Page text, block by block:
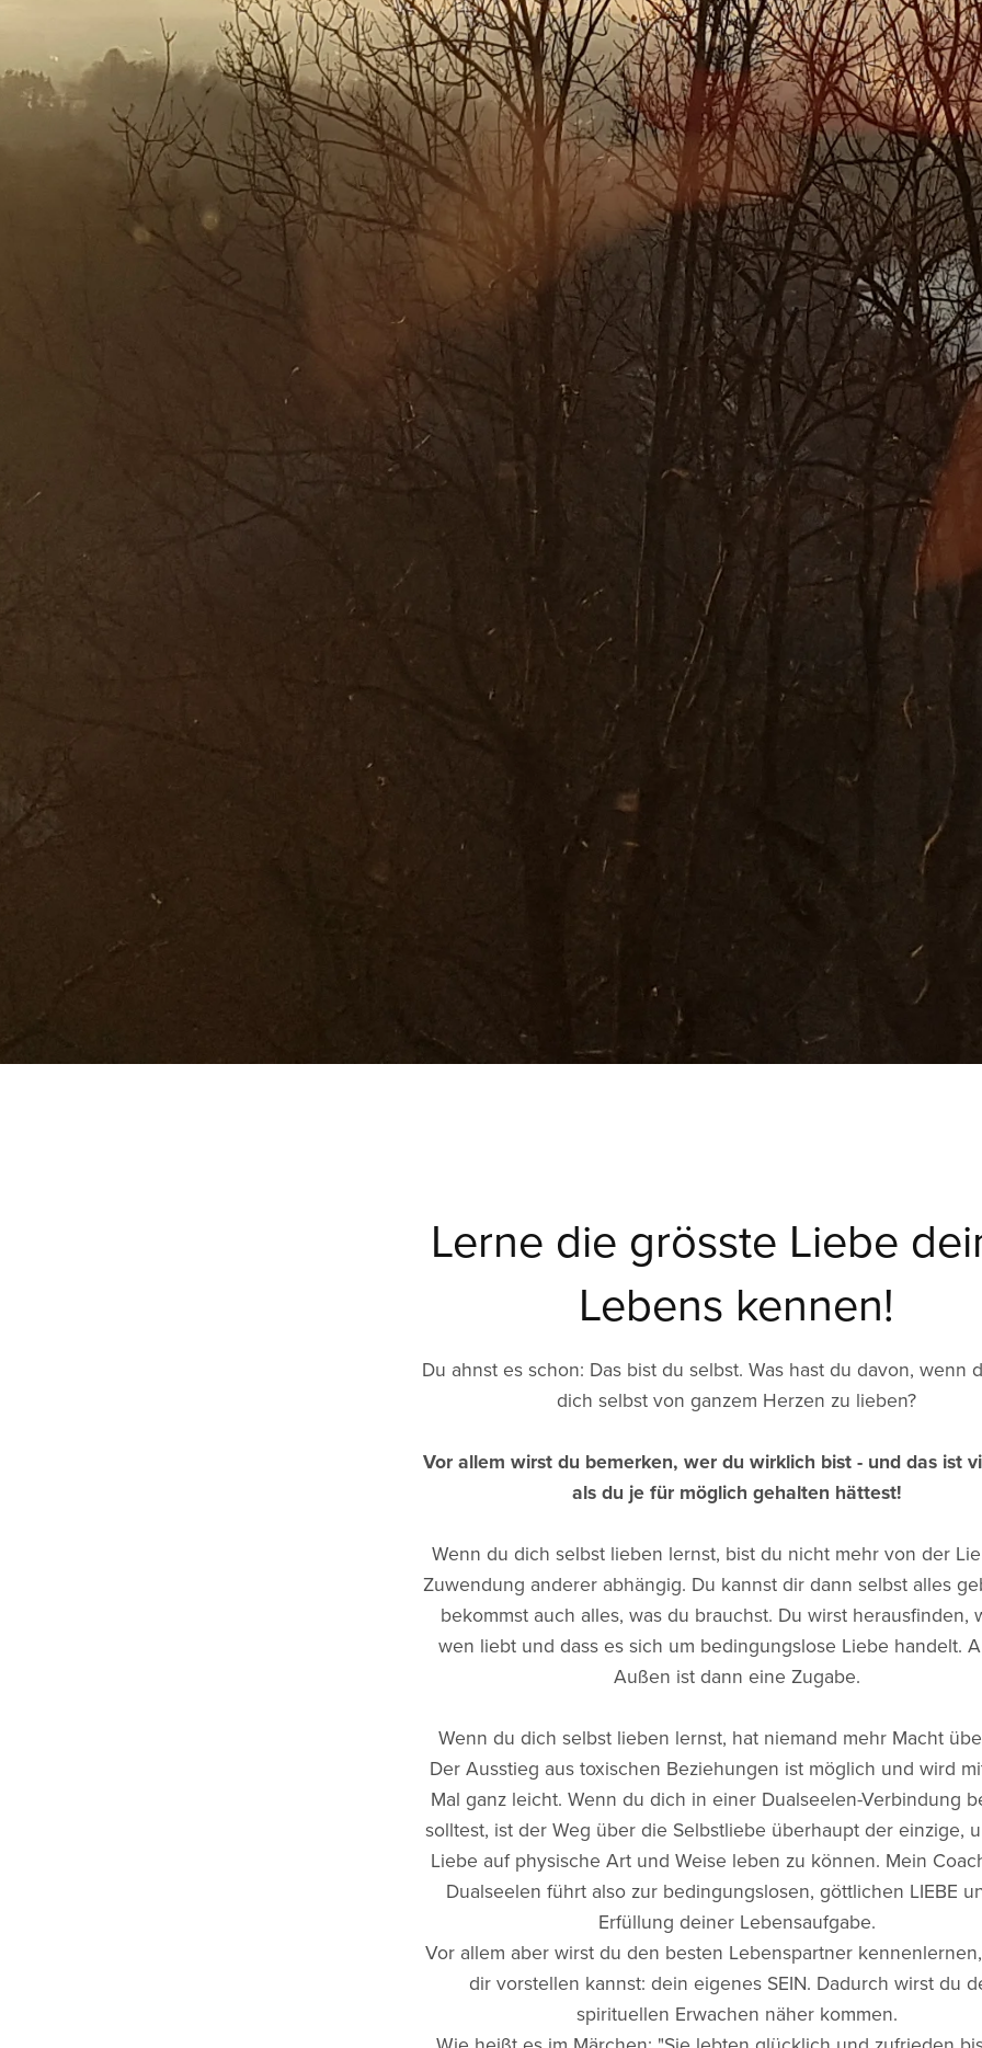
Lerne die grösste Liebe
Lebens kennen!
Du ahnst es schon: Das bist du selbst. Was hast du davon, wenn
dich selbst von ganzem Herzen zu lieben?
Vor allem wirst du bemerken, wer du wirklich bist - und das ist
als du je für möglich gehalten hättest!
Wenn du dich selbst lieben lernst, bist du nicht mehr von der
Zuwendung anderer abhängig. Du kannst dir dann selbst alles
bekommst auch alles, was du brauchst. Du wirst herausfinden,
wen liebt und dass es sich um bedingungslose Liebe handelt.
Außen ist dann eine Zugabe.
Wenn du dich selbst lieben lernst, hat niemand mehr Macht
Der Ausstieg aus toxischen Beziehungen ist möglich und wird
Mal ganz leicht. Wenn du dich in einer Dualseelen-Verbindung
solltest, ist der Weg über die Selbstliebe überhaupt der einzige,
Liebe auf physische Art und Weise leben zu können. Mein
Dualseelen führt also zur bedingungslosen, göttlichen LIEBE
Erfüllung deiner Lebensaufgabe.
Vor allem aber wirst du den besten Lebenspartner
dir vorstellen kannst: dein eigenes SEIN. Dadurch wirst du
spirituellen Erwachen näher kommen.